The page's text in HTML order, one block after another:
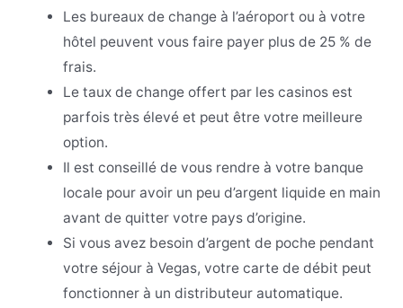
Les bureaux de change à l’aéroport ou à votre
hôtel peuvent vous faire payer plus de 25 % de
frais.
Le taux de change offert par les casinos est
parfois très élevé et peut être votre meilleure
option.
Il est conseillé de vous rendre à votre banque
locale pour avoir un peu d’argent liquide en main
avant de quitter votre pays d’origine.
Si vous avez besoin d’argent de poche pendant
votre séjour à Vegas, votre carte de débit peut
fonctionner à un distributeur automatique.